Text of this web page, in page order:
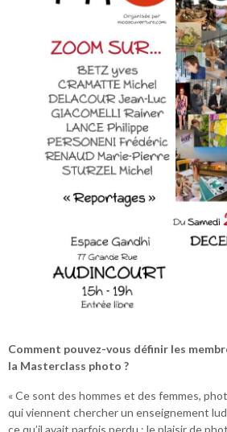
Comment pouvez-vous définir les
la Masterclass photo ?
« Ce sont des hommes et des femmes,
qui viennent chercher un enseignement
ce qu’il avait parfois perdu : le plaisir de